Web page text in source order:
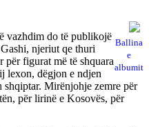
Ballina
e
albumit
vazhdim do të publikojë
njeriut qe thuri
për figurat më të shquara
lexon, dëgjon e ndjen
Mirënjohje zemre për
për lirinë e Kosovës, për